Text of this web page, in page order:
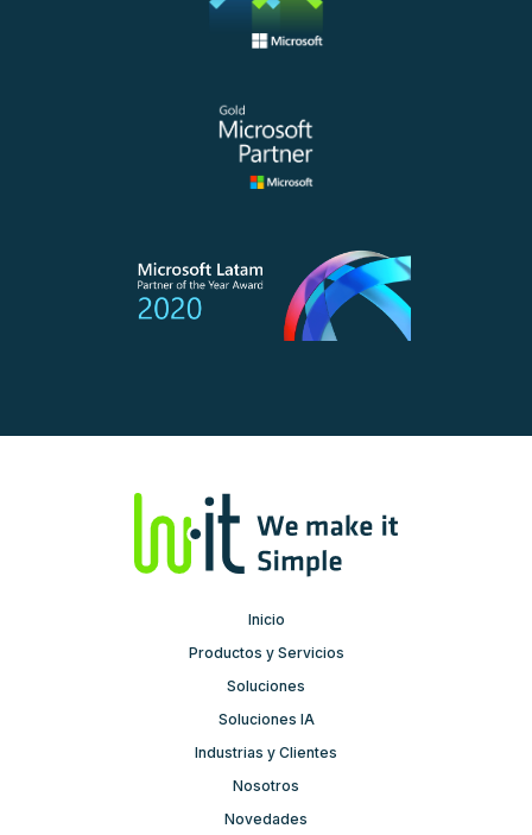
Inicio
Productos y Servicios
Soluciones
Soluciones IA
Industrias y Clientes
Nosotros
Novedades